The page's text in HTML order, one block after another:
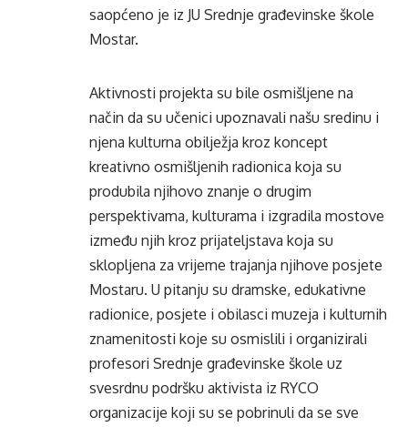
saopćeno je iz JU Srednje građevinske škole
Mostar.
Aktivnosti projekta su bile osmišljene na
način da su učenici upoznavali našu sredinu i
njena kulturna obilježja kroz koncept
kreativno osmišljenih radionica koja su
produbila njihovo znanje o drugim
perspektivama, kulturama i izgradila mostove
između njih kroz prijateljstava koja su
sklopljena za vrijeme trajanja njihove posjete
Mostaru. U pitanju su dramske, edukativne
radionice, posjete i obilasci muzeja i kulturnih
znamenitosti koje su osmislili i organizirali
profesori Srednje građevinske škole uz
svesrdnu podršku aktivista iz RYCO
organizacije koji su se pobrinuli da se sve